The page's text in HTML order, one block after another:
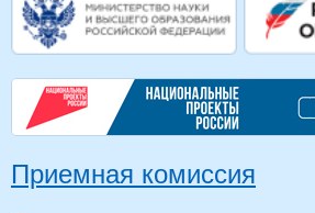
Приемная комиссия